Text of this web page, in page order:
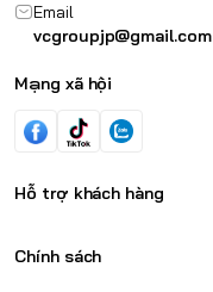
Email
vcgroupjp@gmail.com
Mạng xã hội
Hỗ trợ khách hàng
Chính sách